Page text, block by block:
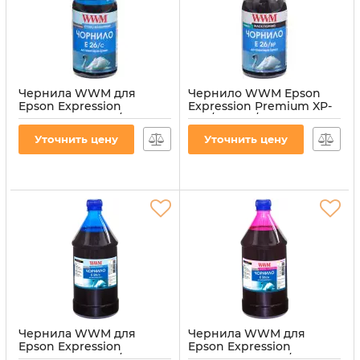
Чернила WWM для
Epson Expression
Premium XP-600/XP-
водорастворимые
(E26/C-2)
Уточнить цену
Чернило WWM Epson
Expression Premium XP-
600/XP-605/XP-700 100г
(E26/BP-2)
Уточнить цену
Чернила WWM для
Epson Expression
Чернила WWM для
Epson Expression